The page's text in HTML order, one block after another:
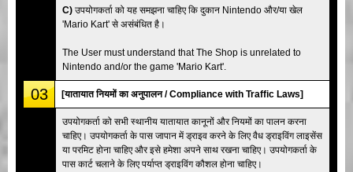
C) उपयोगकर्ता को यह समझना चाहिए कि दुकान Nintendo और/या खेल
'Mario Kart' से असंबंधित है।
The User must understand that The Shop is unrelated to
Nintendo and/or the game 'Mario Kart'.
03 [यातायात नियमों का अनुपालन / Compliance with Traffic Laws]
उपयोगकर्ता को सभी स्थानीय यातायात कानूनों और नियमों का पालन करना
चाहिए। उपयोगकर्ता के पास जापान में ड्राइव करने के लिए वैध ड्राइविंग लाइसेंस
या परमिट होना चाहिए और इसे हमेशा अपने साथ रखना चाहिए। उपयोगकर्ता के
पास कार्ट चलाने के लिए पर्याप्त ड्राइविंग कौशल होना चाहिए।